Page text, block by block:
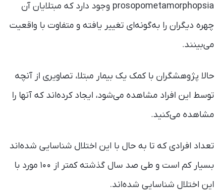
prosopometamorphopsia وجود دارد که مبتلایان آن
چهره دیگران را به‌گونه‌ای تغییر یافته و متفاوت با واقعیت
می‌بینند.
حالا پژوهشگران با کمک یک بیمار مبتلا، تصاویری از آنچه
توسط این افراد مشاهده می‌شود، ایجاد کرده‌اند که آنها را
مشاهده می‌کنید.
تعداد افرادی که تا به حال با این اختلال شناسایی شده‌اند
بسیار کم است و طی صد سال گذشته کمتر از ۱۰۰ مورد با
این اختلال شناسایی شده‌اند.